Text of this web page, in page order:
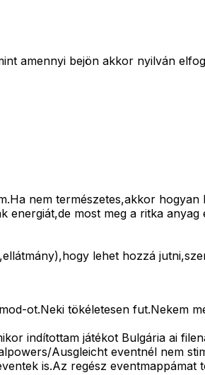
amennyi bejön akkor nyilván
nem természetes,akkor
most meg a ritka
lehet hozzá
ot.Neki tökéletesen fut.Nekem
indítottam játékot Bulgária ai
Ausgleicht eventnél nem
is.Az regész